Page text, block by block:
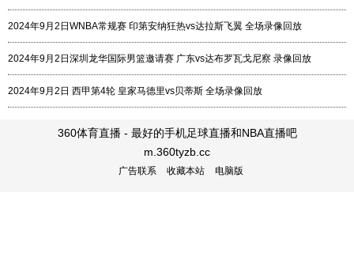
2024年9月2日WNBA常规赛 印第安纳狂热vs达拉斯飞翼 全场录像回放
2024年9月2日深圳龙华国际男篮邀请赛 广东vs达布罗瓦戈尼察 录像回放
2024年9月2日 西甲第4轮 皇家马德里vs贝蒂斯 全场录像回放
360体育直播 - 最好的手机足球直播和NBA直播吧
m.360tyzb.cc
广告联系 收藏本站 电脑版